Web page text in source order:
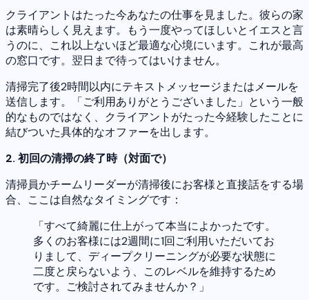
クライアントはたった今あなたの仕事を見ました。彼らの家
は素晴らしく見えます。もう一度やってほしいとイエスと言
うのに、これ以上ないほど最適な心境にいます。これが最高
の窓口です。翌日まで待ってはいけません。
清掃完了後2時間以内にテキストメッセージまたはメールを
送信します。「ご利用ありがとうございました」という一般
的なものではなく、クライアントがたった今経験したことに
結びついた具体的なオファーを出します。
2. 初回の清掃の終了時（対面で）
清掃員かチームリーダーが清掃後にお客様と直接話をする場
合、ここは自然なタイミングです：
「すべて綺麗に仕上がって本当によかったです。
多くのお客様には2週間に1回ご利用いただいてお
りまして、ディープクリーニングが必要な状態に
二度と戻らないよう、このレベルを維持するため
です。ご検討されてみませんか？」